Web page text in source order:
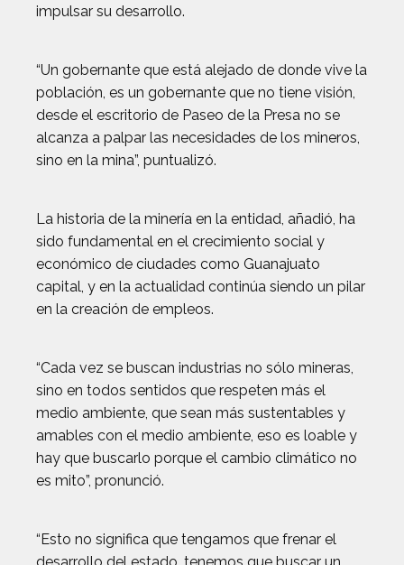
impulsar su desarrollo.
“Un gobernante que está alejado de donde vive la
población, es un gobernante que no tiene visión,
desde el escritorio de Paseo de la Presa no se
alcanza a palpar las necesidades de los mineros,
sino en la mina”, puntualizó.
La historia de la minería en la entidad, añadió, ha
sido fundamental en el crecimiento social y
económico de ciudades como Guanajuato
capital, y en la actualidad continúa siendo un pilar
en la creación de empleos.
“Cada vez se buscan industrias no sólo mineras,
sino en todos sentidos que respeten más el
medio ambiente, que sean más sustentables y
amables con el medio ambiente, eso es loable y
hay que buscarlo porque el cambio climático no
es mito”, pronunció.
“Esto no significa que tengamos que frenar el